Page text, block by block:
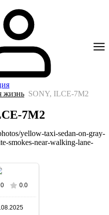
жизнь SONY, ILCE-7M2
7M2
yellow-taxi-sedan-on-gray-
smokes-near-walking-lane-
размере
0 0.0